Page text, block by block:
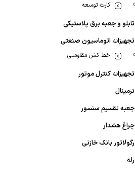
کارت توسعه
تابلو و جعبه برق پلاستیکی
تجهیزات اتوماسیون صنعتی
خط کش مقاومتی
تجهیزات کنترل موتور
ترمینال
جعبه تقسیم سنسور
چراغ هشدار
رگولاتور بانک خازنی
رله